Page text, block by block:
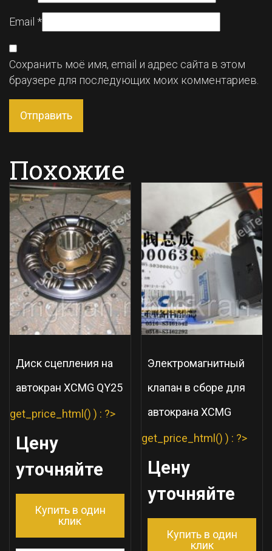
Email *
Сохранить моё имя, email и адрес сайта в этом
браузере для последующих моих комментариев.
Похожие
Диск сцепления на
автокран XCMG QY25
get_price_html() ) : ?>
Цену
уточняйте
Купить в один
клик
Электромагнитный
клапан в сборе для
автокрана XCMG
get_price_html() ) : ?>
Цену
уточняйте
Купить в один
клик